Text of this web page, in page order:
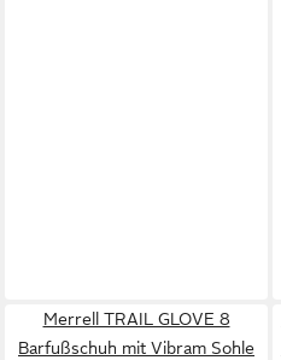
Merrell TRAIL GLOVE 8
Barfußschuh mit Vibram Sohle